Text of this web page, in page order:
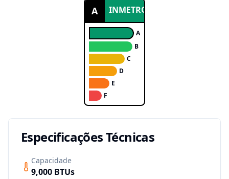
A INMETRO
A
B
C
D
E
F
Especificações Técnicas
Capacidade
9,000 BTUs